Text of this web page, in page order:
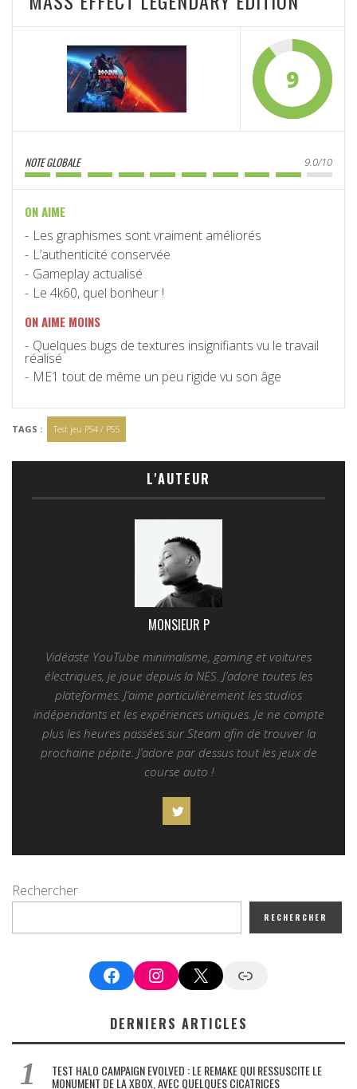
9
NOTE GLOBALE 9.0/10
ON AIME
Les graphismes sont vraiment améliorés
L’authenticité conservée
Gameplay actualisé
Le 4k60, quel bonheur !
ON AIME MOINS
Quelques bugs de textures insignifiants vu le travail
réalisé
ME1 tout de même un peu rigide vu son âge
TAGS : Test jeu PS4 / PS5
L'AUTEUR
MONSIEUR P
Vidéaste YouTube minimalisme, gaming et voitures
électriques, je joue depuis la NES. J’adore toutes les
plateformes. J’aime particulièrement les studios
indépendants et les expériences uniques. Je ne compte
plus les heures passées sur Steam afin de trouver la
prochaine pépite. J’adore par dessus tout les jeux de
course auto !
Rechercher
RECHERCHER
FacebookInstagram
X Google News
DERNIERS ARTICLES
TEST HALO CAMPAIGN EVOLVED : LE REMAKE QUI RESSUSCITE LE
MONUMENT DE LA XBOX, AVEC QUELQUES CICATRICES